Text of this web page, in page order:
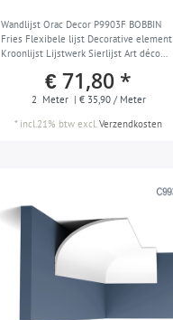
Wandlijst Orac Decor P9903F BOBBIN
Fries Flexibele lijst Decorative element
Kroonlijst Lijstwerk Sierlijst Art déco
€ 71,80 *
2 Meter | € 35,90 / Meter
* incl.21% btw excl.Verzendkosten